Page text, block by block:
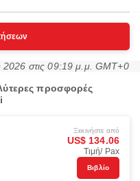
2026 στις 09:19 μ.μ. GMT+0
προσφορές
Ξεκινήστε από
US$ 134.06
Τιμή/ Pax
Βιβλίο